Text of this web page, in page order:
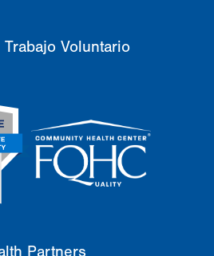
Voluntario
Partners